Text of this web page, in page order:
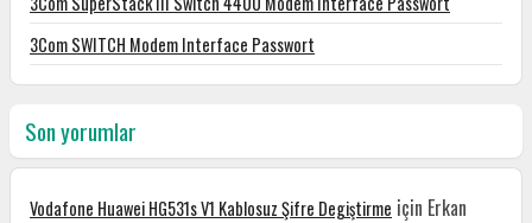
3Com SWITCH Modem Interface Passwort
Son yorumlar
Vodafone Huawei HG531s V1 Kablosuz Şifre Degiştirme için Erkan